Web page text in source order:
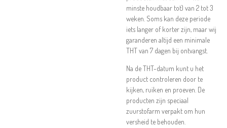
minste houdbaar tot) van 2 tot 3
weken. Soms kan deze periode
iets langer of korter zijn, maar wij
garanderen altijd een minimale
THT van 7 dagen bij ontvangst.
Na de THT-datum kunt u het
product controleren door te
kijken, ruiken en proeven. De
producten zijn speciaal
zuurstofarm verpakt om hun
versheid te behouden.